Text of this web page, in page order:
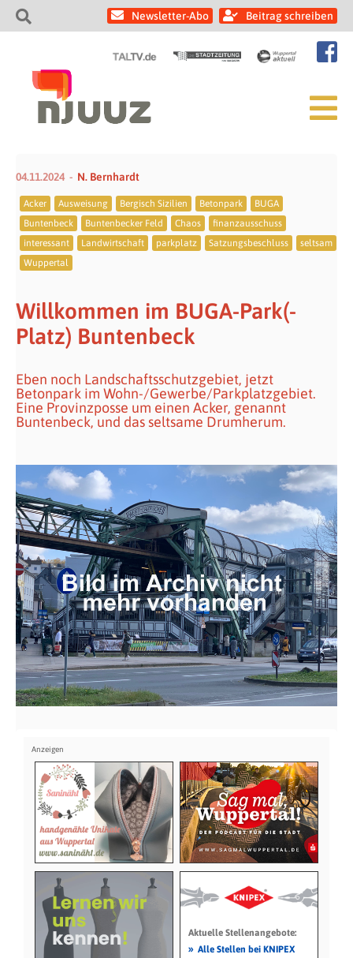
Newsletter-Abo Beitrag schreiben
04.11.2024 N. Bernhardt
Acker Ausweisung Bergisch Sizilien Betonpark
BUGA
Buntenbeck
Buntenbecker Feld Chaos
finanzausschuss
interessant
Landwirtschaft parkplatz Satzungsbeschluss
seltsam
Wuppertal
Willkommen im BUGA-Park(-
Platz) Buntenbeck
Eben noch Landschaftsschutzgebiet, jetzt
Betonpark im Wohn-/Gewerbe/Parkplatzgebiet.
Eine Provinzposse um einen Acker, genannt
Buntenbeck, und das seltsame Drumherum.
Aktuelle Stellenangebote:
» Alle Stellen bei KNIPEX